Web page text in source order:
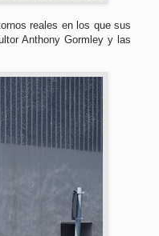
reales en los que sus
Anthony Gormley y las